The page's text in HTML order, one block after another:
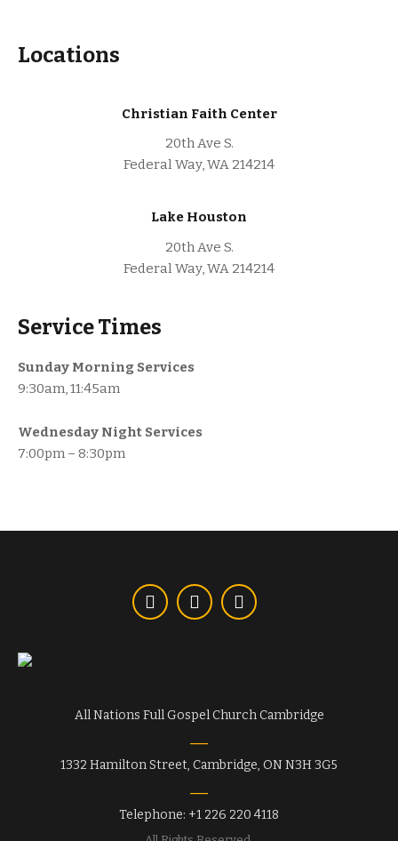
Locations
Christian Faith Center
20th Ave S.
Federal Way, WA 214214
Lake Houston
20th Ave S.
Federal Way, WA 214214
Service Times
Sunday Morning Services
9:30am, 11:45am
Wednesday Night Services
7:00pm – 8:30pm
All Nations Full Gospel Church Cambridge
1332 Hamilton Street, Cambridge, ON N3H 3G5
Telephone: +1 226 220 4118